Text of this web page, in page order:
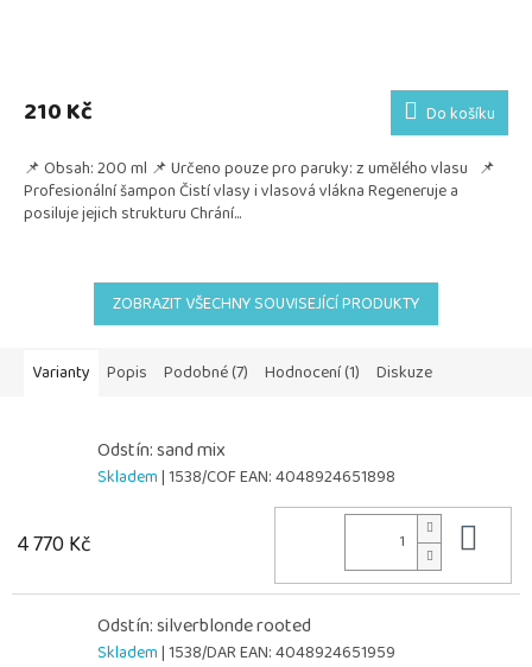
210 Kč Do košíku
📌 Obsah: 200 ml 📌 Určeno pouze pro paruky: z umělého vlasu 📌
Profesionální šampon Čistí vlasy i vlasová vlákna Regeneruje a
posiluje jejich strukturu Chrání...
ZOBRAZIT VŠECHNY SOUVISEJÍCÍ PRODUKTY
Varianty Popis Podobné (7) Hodnocení (1) Diskuze
Odstín: sand mix
Skladem| 1538/COFEAN:4048924651898
4 770 Kč
Odstín: silverblonde rooted
Skladem| 1538/DAREAN:4048924651959